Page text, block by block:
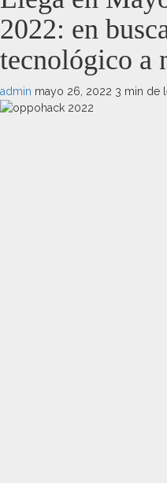
2022: en
tecnológico a
admin mayo 26, 2022 3 min de